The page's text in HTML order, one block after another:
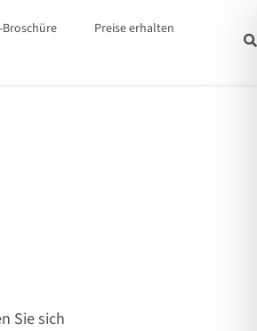
Preise erhalten
Sie sich